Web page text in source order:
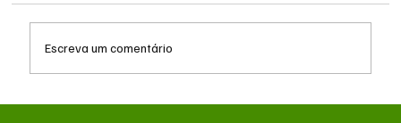
Escreva um comentário